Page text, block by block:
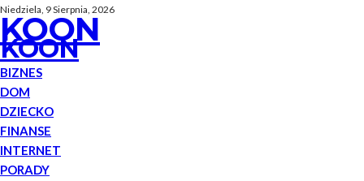
Niedziela, 9 Sierpnia, 2026
KOON
KOON
BIZNES
DOM
DZIECKO
FINANSE
INTERNET
PORADY